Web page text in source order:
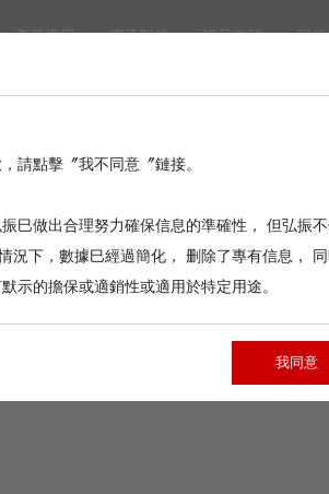
產品應用 電子型錄 樣品申請 同
請點擊〞我不同意〞鏈接。
巳做出合理努力確保信息的準確性， 但弘振
下，數據巳經過簡化， 删除了專有信息，
示的擔保或適銷性或適用於特定用途。
我同意